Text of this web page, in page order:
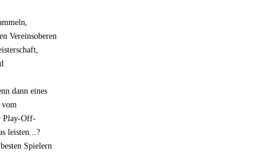
Vereinsoberen
dann eines
vom
Play-Off-
leisten...?
Spielern